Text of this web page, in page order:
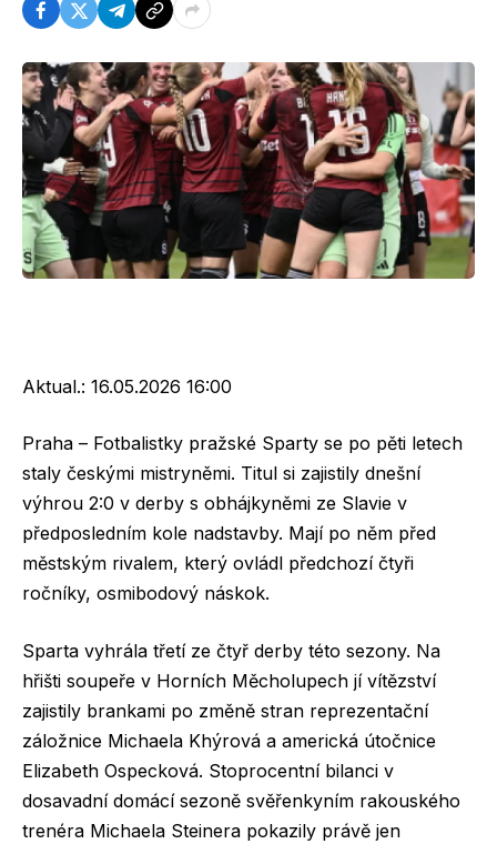
Aktual.: 16.05.2026 16:00
Praha – Fotbalistky pražské Sparty se po pěti letech
staly českými mistryněmi. Titul si zajistily dnešní
výhrou 2:0 v derby s obhájkyněmi ze Slavie v
předposledním kole nadstavby. Mají po něm před
městským rivalem, který ovládl předchozí čtyři
ročníky, osmibodový náskok.
Sparta vyhrála třetí ze čtyř derby této sezony. Na
hřišti soupeře v Horních Měcholupech jí vítězství
zajistily brankami po změně stran reprezentační
záložnice Michaela Khýrová a americká útočnice
Elizabeth Ospecková. Stoprocentní bilanci v
dosavadní domácí sezoně svěřenkyním rakouského
trenéra Michaela Steinera pokazily právě jen